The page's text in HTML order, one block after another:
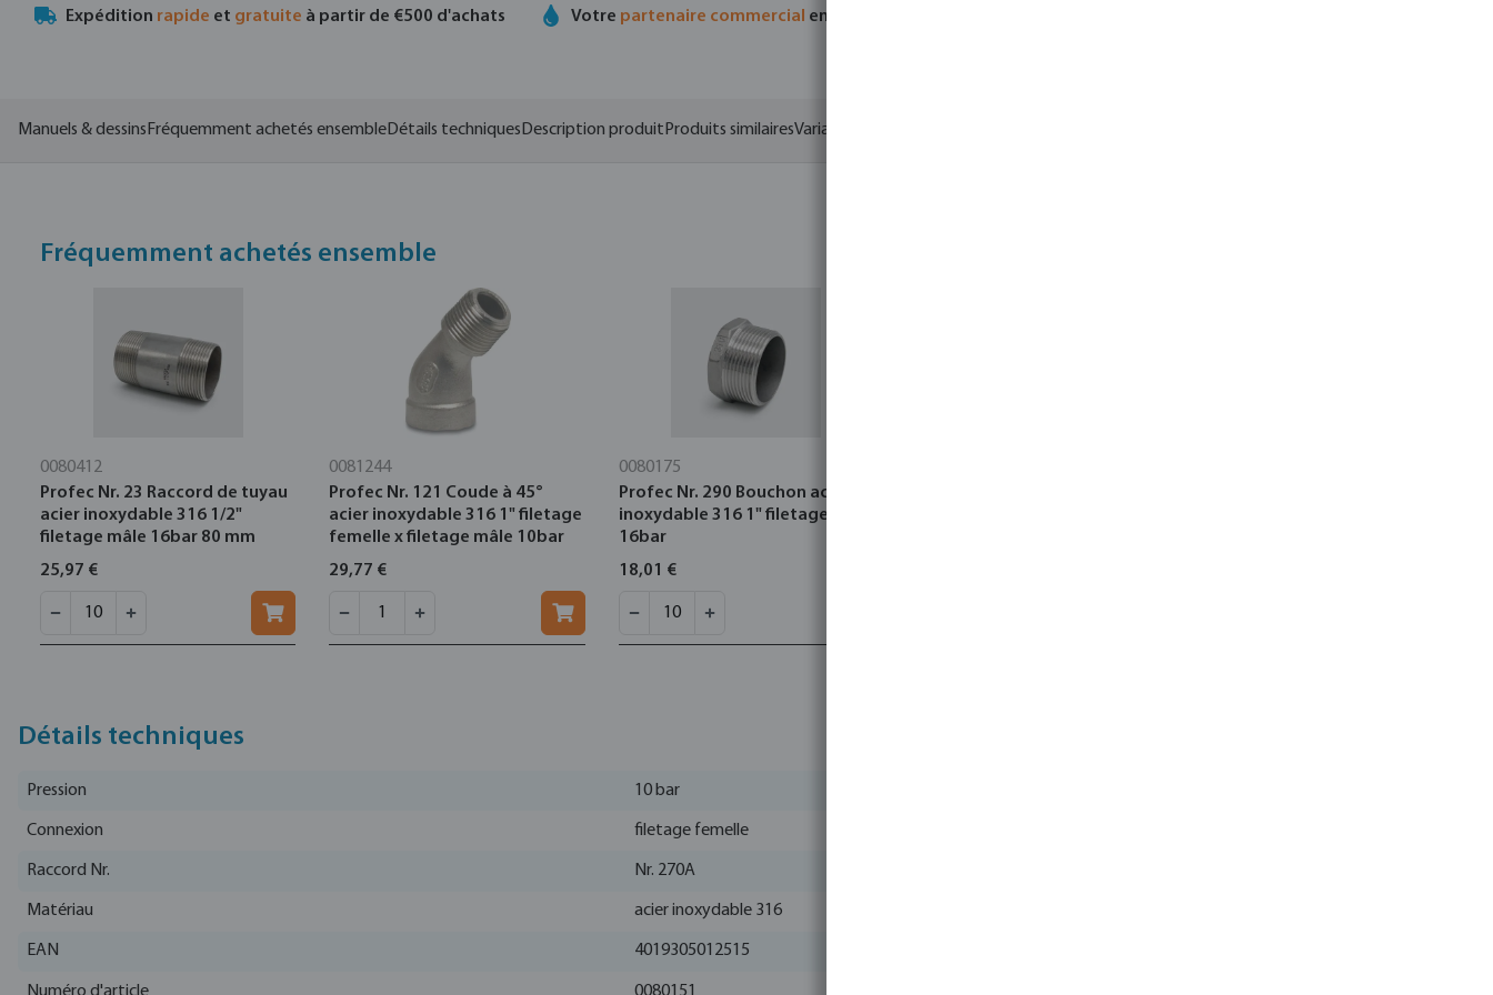
Expédition rapide et gratuite à partir de €500 d'achats Votre partenaire commercial en matière de technologie de l'eau
Manuels & dessins Fréquemment achetés ensembleDétails techniques Description produit Produits similairesVariantes
Fréquemment achetés ensemble
0080412
Profec Nr. 23 Raccord de tuyau
acier inoxydable 316 1/2"
filetage mâle 16bar 80 mm
25,97 €
0081244
Profec Nr. 121 Coude à 45°
acier inoxydable 316 1" filetage
femelle x filetage mâle 10bar
29,77 €
0080175
Profec Nr. 290 Bouchon acier
inoxydable 316 1" filetage mâle
16bar
18,01 €
Détails techniques
Pression 10 bar
Connexion filetage femelle
Raccord Nr. Nr. 270A
Matériau acier inoxydable 316
EAN 4019305012515
Numéro d'article 0080151